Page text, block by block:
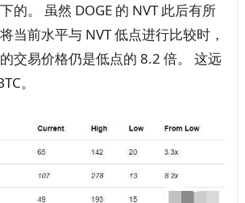
的。 虽然 DOGE 的 NVT 此后有所
当前水平与 NVT 低点进行比较时，
交易价格仍是低点的 8.2 倍。 这远
。